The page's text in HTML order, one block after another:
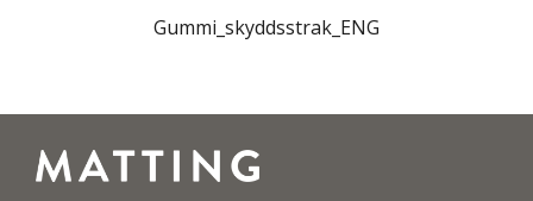
Gummi_skyddsstrak_ENG